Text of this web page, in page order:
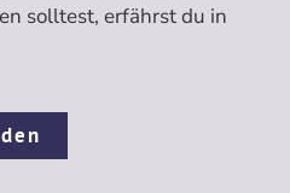
solltest, erfährst du in